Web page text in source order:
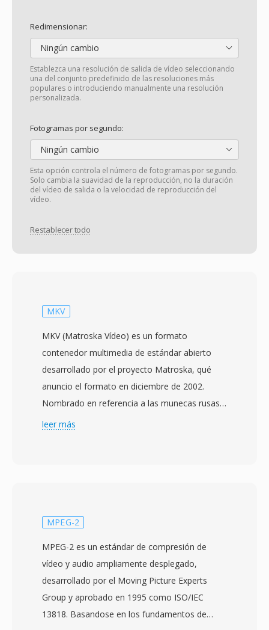
Redimensionar:
Ningún cambio
Establezca una resolución de salida de vídeo seleccionando
una del conjunto predefinido de las resoluciones más
populares o introduciendo manualmente una resolución
personalizada.
Fotogramas por segundo:
Ningún cambio
Esta opción controla el número de fotogramas por segundo.
Solo cambia la suavidad de la reproducción, no la duración
del vídeo de salida o la velocidad de reproducción del
vídeo.
Restablecer todo
MKV
MKV (Matroska Vídeo) es un formato
contenedor multimedia de estándar abierto
desarrollado por el proyecto Matroska, qué
anuncio el formato en diciembre de 2002.
Nombrado en referencia a las munecas rusas
matrioshka, el formato está construido sobre
pistas de vídeo, audio y subtítulos dentro de un
HEVC hasta VP9 y AV1 para vídeo, y AAC, FLAC,
Opus y DTS para audio. Una caracteristica
destacada es el soporte completo de
subtítulos, manejando formatos desde texto
leer más
MPEG-2
MPEG-2 es un estándar de compresión de
vídeo y audio ampliamente desplegado,
desarrollado por el Moving Picture Experts
Group y aprobado en 1995 como ISO/IEC
13818. Basandose en los fundamentos de